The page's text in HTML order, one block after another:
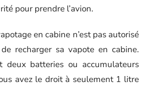
pour prendre l’avion.
en cabine n’est pas autorisé
recharger sa vapote en cabine.
deux batteries ou accumulateurs
avez le droit à seulement 1 litre